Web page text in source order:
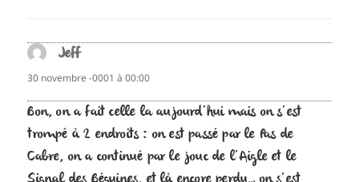
Jeffdit :
30 novembre -0001 à 00:00
Bon, on a fait celle la aujourd’hui mais on s’est
trompé à 2 endroits : on est passé par le Pas de
Cabre, on a continué par le jouc de l’Aigle et le